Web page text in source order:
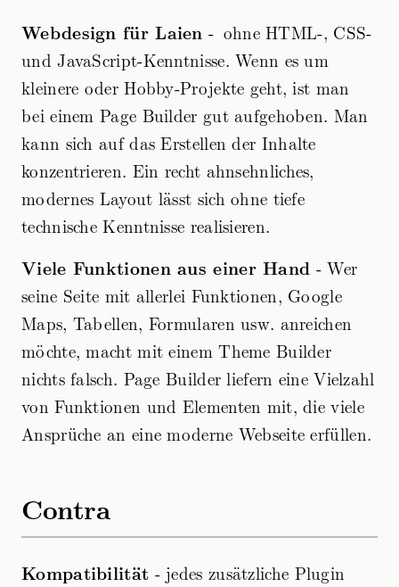
Webdesign für Laien - ohne HTML-, CSS-
und JavaScript-Kenntnisse. Wenn es um
kleinere oder Hobby-Projekte geht, ist man
bei einem Page Builder gut aufgehoben. Man
kann sich auf das Erstellen der Inhalte
konzentrieren. Ein recht ahnsehnliches,
modernes Layout lässt sich ohne tiefe
technische Kenntnisse realisieren.
Viele Funktionen aus einer Hand - Wer
seine Seite mit allerlei Funktionen, Google
Maps, Tabellen, Formularen usw. anreichen
möchte, macht mit einem Theme Builder
nichts falsch. Page Builder liefern eine Vielzahl
von Funktionen und Elementen mit, die viele
Ansprüche an eine moderne Webseite erfüllen.
Contra
Kompatibilität - jedes zusätzliche Plugin